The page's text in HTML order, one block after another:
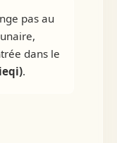
pas au
dans le
.